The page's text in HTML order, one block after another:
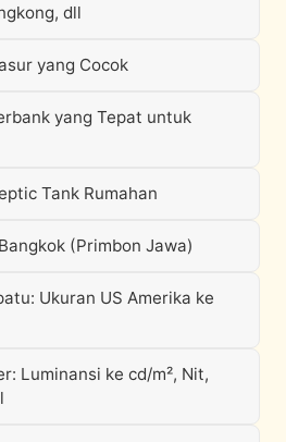
dll
yang Cocok
yang Tepat untuk
Tank Rumahan
(Primbon Jawa)
Ukuran US Amerika ke
Luminansi ke cd/m², Nit,